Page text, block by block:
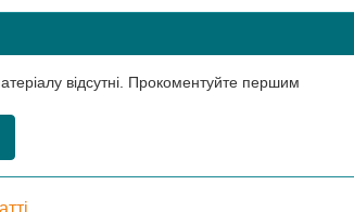
відсутні. Прокоментуйте першим